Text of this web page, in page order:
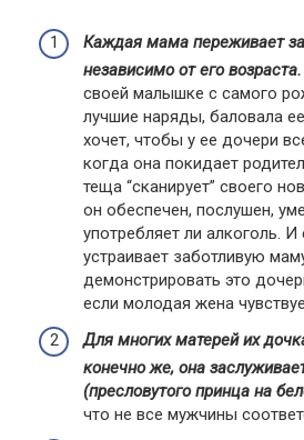
Каждая мама переживает
независимо от его возраста.
своей малышке с самого
лучшие наряды, баловала
хочет, чтобы у ее дочери
когда она покидает
теща “сканирует” своего
он обеспечен, послушен,
употребляет ли алкоголь. И
устраивает заботливую
демонстрировать это
если молодая жена
Для многих матерей их
конечно же, она
(пресловутого принца на
что не все мужчины